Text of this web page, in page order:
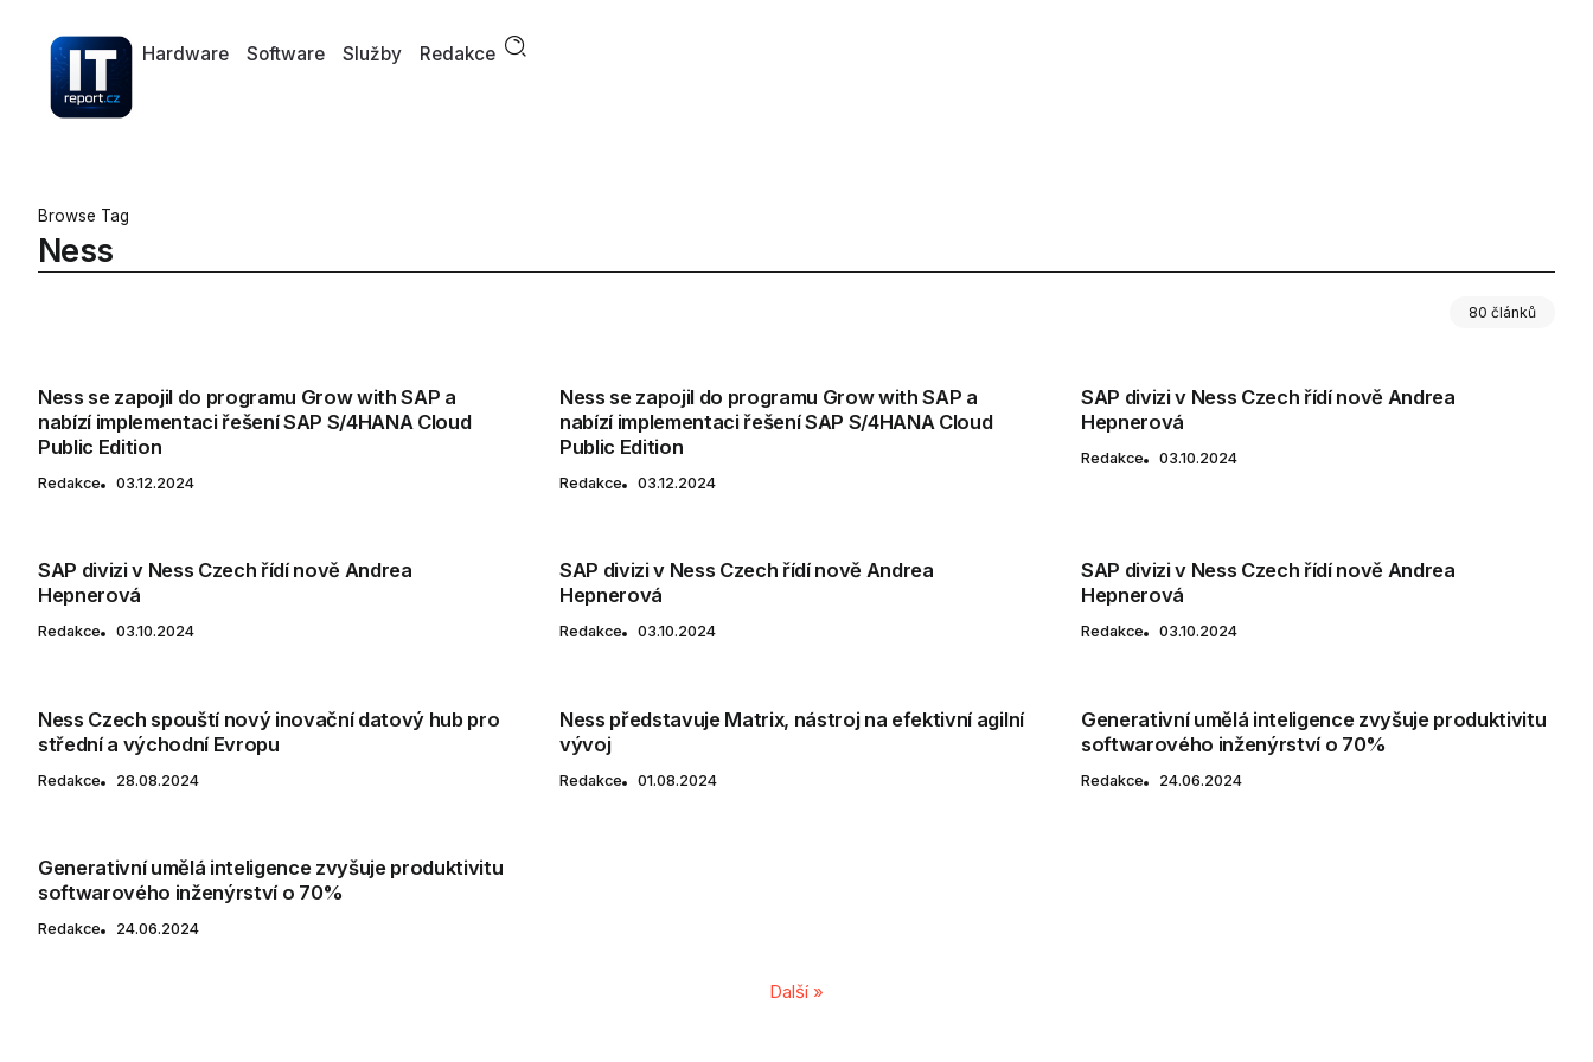
Hardware Software Služby Redakce
Browse Tag
Ness
80 článků
Ness se zapojil do programu Grow with SAP a
nabízí implementaci řešení SAP S/4HANA Cloud
Public Edition
Redakce 03.12.2024
Ness se zapojil do programu Grow with SAP a
nabízí implementaci řešení SAP S/4HANA Cloud
Public Edition
Redakce 03.12.2024
SAP divizi v Ness Czech řídí nově Andrea
Hepnerová
Redakce 03.10.2024
SAP divizi v Ness Czech řídí nově Andrea
Hepnerová
Redakce 03.10.2024
SAP divizi v Ness Czech řídí nově Andrea
Hepnerová
Redakce 03.10.2024
SAP divizi v Ness Czech řídí nově Andrea
Hepnerová
Redakce 03.10.2024
Ness Czech spouští nový inovační datový hub pro
střední a východní Evropu
Redakce 28.08.2024
Ness představuje Matrix, nástroj na efektivní agilní
vývoj
Redakce 01.08.2024
Generativní umělá inteligence zvyšuje produktivitu
softwarového inženýrství o 70%
Redakce 24.06.2024
Generativní umělá inteligence zvyšuje produktivitu
softwarového inženýrství o 70%
Redakce 24.06.2024
Další »